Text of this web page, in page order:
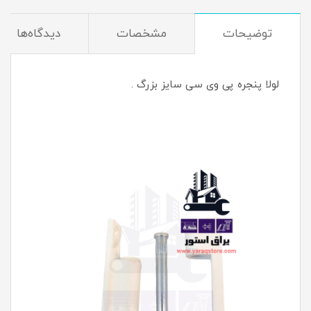
توضیحات مشخصات دیدگاه‌ها
لولا پنجره پی وی سی سایز بزرگ .